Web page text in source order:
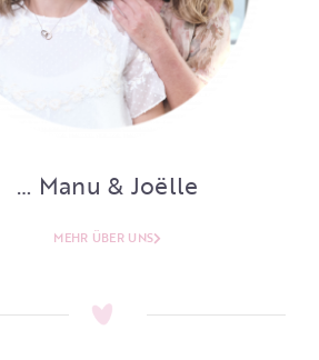
… Manu & Joëlle
MEHR ÜBER UNS